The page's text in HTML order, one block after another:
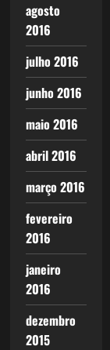
agosto
2016
julho 2016
junho 2016
maio 2016
abril 2016
março 2016
fevereiro
2016
janeiro
2016
dezembro
2015